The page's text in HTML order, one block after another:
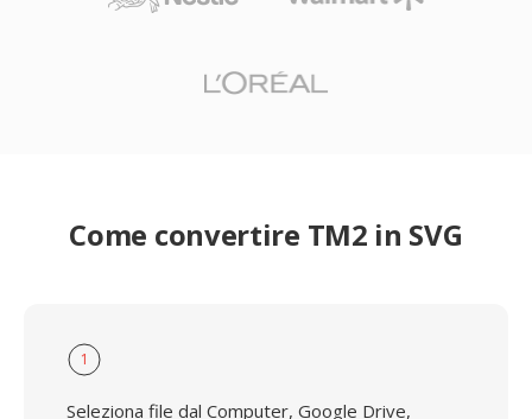
Come convertire TM2 in SVG
1
Seleziona file dal Computer, Google Drive,